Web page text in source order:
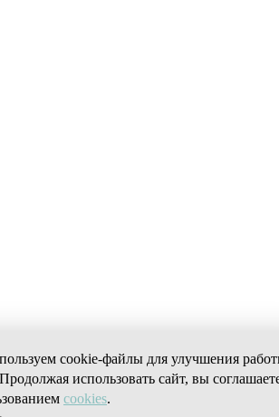
cookie-файлы для улучшения
использовать сайт, вы
cookies.